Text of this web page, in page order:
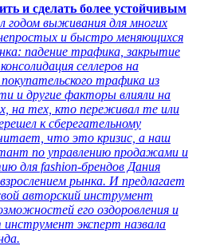
и сделать более устойчивым
годом выживания для многих
и быстро меняющихся
падение трафика, закрытие
селлеров на
трафика из
и другие факторы влияли на
на тех, кто переживал те или
к сберегательному
что это кризис, а наш
по управлению продажами и
для fashion-брендов Дания
рынка. И предлагает
авторский инструмент
его оздоровления и
эксперт назвала